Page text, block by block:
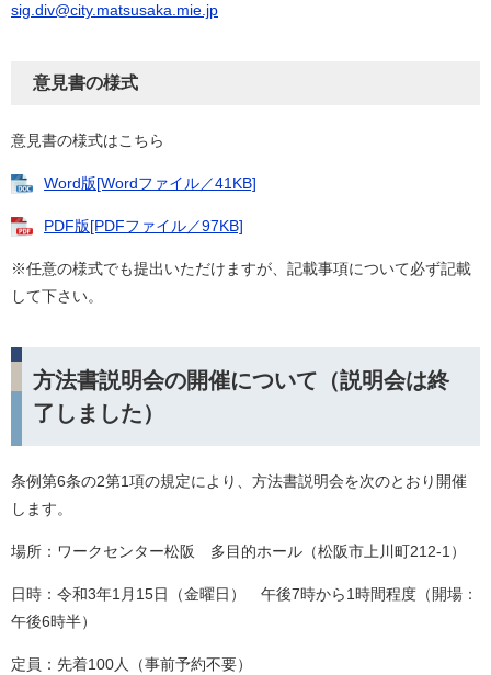
sig.div@city.matsusaka.mie.jp
意見書の様式
意見書の様式はこちら
Word版[Wordファイル／41KB]
PDF版[PDFファイル／97KB]
※任意の様式でも提出いただけますが、記載事項について必ず記載
して下さい。
方法書説明会の開催について（説明会は終
了しました）
条例第6条の2第1項の規定により、方法書説明会を次のとおり開催
します。
場所：ワークセンター松阪 多目的ホール（松阪市上川町212-1）
日時：令和3年1月15日（金曜日） 午後7時から1時間程度（開場：
午後6時半）
定員：先着100人（事前予約不要）